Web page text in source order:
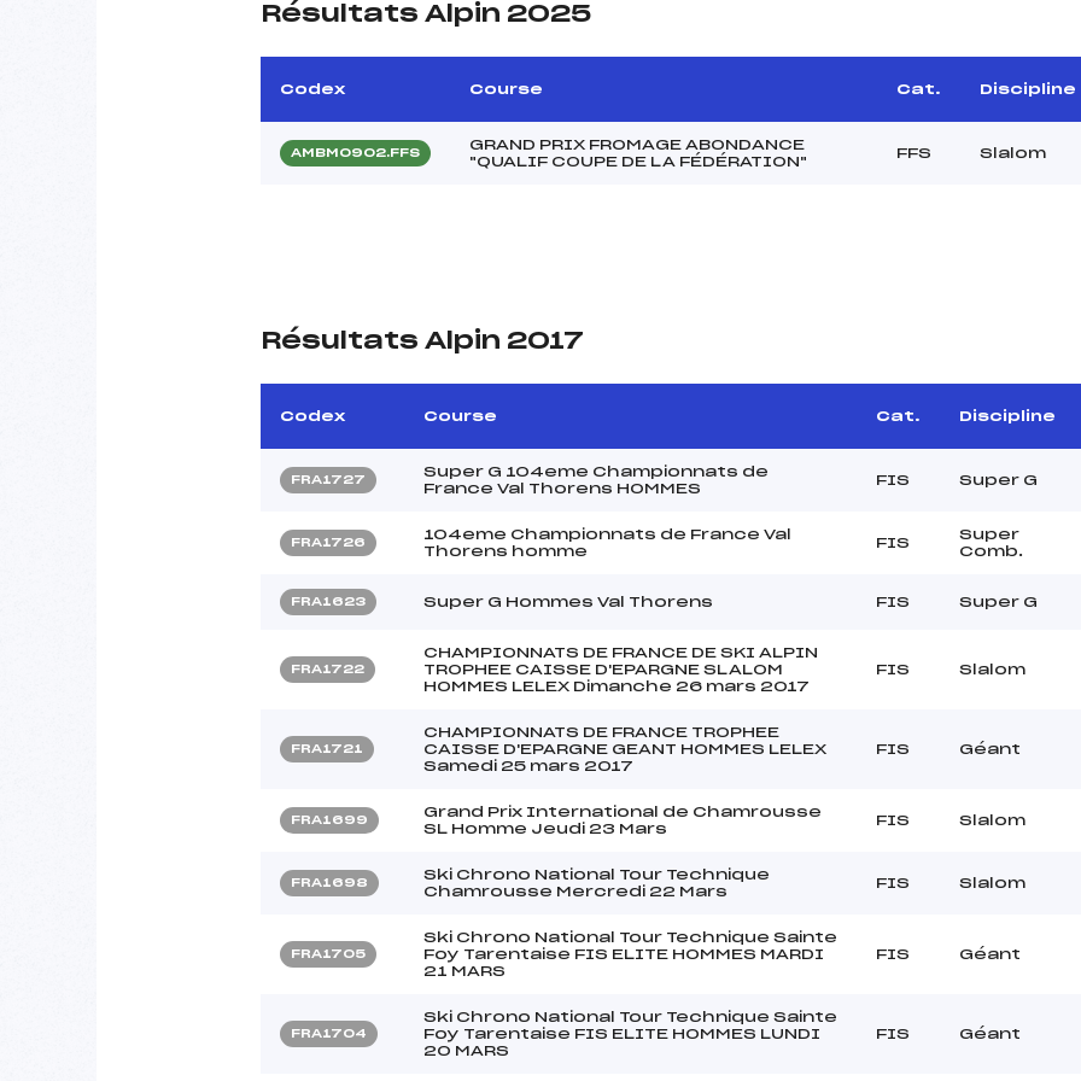
Résultats Alpin 2025
Codex Course Cat. Discipline
AMBM0902.FFS
GRAND PRIX FROMAGE ABONDANCE
"QUALIF COUPE DE LA FÉDÉRATION"
FFS Slalom
Résultats Alpin 2017
Codex Course Cat. Discipline
FRA1727
Super G 104eme Championnats de
France Val Thorens HOMMES
FIS Super G
FRA1726
104eme Championnats de France Val
Thorens homme
FIS
Super
Comb.
FRA1623 Super G Hommes Val Thorens FIS Super G
FRA1722
CHAMPIONNATS DE FRANCE DE SKI ALPIN
TROPHEE CAISSE D'EPARGNE SLALOM
HOMMES LELEX Dimanche 26 mars 2017
FIS Slalom
FRA1721
CHAMPIONNATS DE FRANCE TROPHEE
CAISSE D'EPARGNE GEANT HOMMES LELEX
Samedi 25 mars 2017
FIS Géant
FRA1699
Grand Prix International de Chamrousse
SL Homme Jeudi 23 Mars
FIS Slalom
FRA1698
Ski Chrono National Tour Technique
Chamrousse Mercredi 22 Mars
FIS Slalom
FRA1705
Ski Chrono National Tour Technique Sainte
Foy Tarentaise FIS ELITE HOMMES MARDI
21 MARS
FIS Géant
FRA1704
Ski Chrono National Tour Technique Sainte
Foy Tarentaise FIS ELITE HOMMES LUNDI
20 MARS
FIS Géant